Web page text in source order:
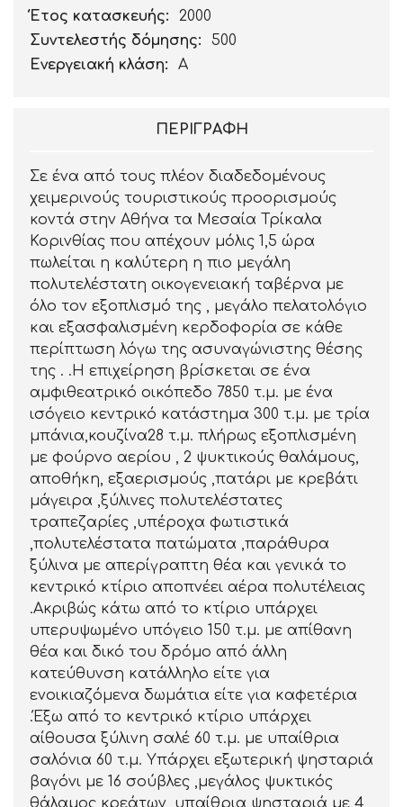
Έτος κατασκευής:
2000
Συντελεστής δόμησης:
500
Ενεργειακή κλάση:
Α
ΠΕΡΙΓΡΑΦΉ
Σε ένα από τους πλέον διαδεδομένους
χειμερινούς τουριστικούς προορισμούς
κοντά στην Αθήνα τα Μεσαία Τρίκαλα
Κορινθίας που απέχουν μόλις 1,5 ώρα
πωλείται η καλύτερη η πιο μεγάλη
πολυτελέστατη οικογενειακή ταβέρνα με
όλο τον εξοπλισμό της , μεγάλο πελατολόγιο
και εξασφαλισμένη κερδοφορία σε κάθε
περίπτωση λόγω της ασυναγώνιστης θέσης
της . .Η επιχείρηση βρίσκεται σε ένα
αμφιθεατρικό οικόπεδο 7850 τ.μ. με ένα
ισόγειο κεντρικό κατάστημα 300 τ.μ. με τρία
μπάνια,κουζίνα28 τ.μ. πλήρως εξοπλισμένη
με φούρνο αερίου , 2 ψυκτικούς θαλάμους,
αποθήκη, εξαερισμούς ,πατάρι με κρεβάτι
μάγειρα ,ξύλινες πολυτελέστατες
τραπεζαρίες ,υπέροχα φωτιστικά
,πολυτελέστατα πατώματα ,παράθυρα
ξύλινα με απερίγραπτη θέα και γενικά το
κεντρικό κτίριο αποπνέει αέρα πολυτέλειας
.Ακριβώς κάτω από το κτίριο υπάρχει
υπερυψωμένο υπόγειο 150 τ.μ. με απίθανη
θέα και δικό του δρόμο από άλλη
κατεύθυνση κατάλληλο είτε για
ενοικιαζόμενα δωμάτια είτε για καφετέρια
.Έξω από το κεντρικό κτίριο υπάρχει
αίθουσα ξύλινη σαλέ 60 τ.μ. με υπαίθρια
σαλόνια 60 τ.μ. Υπάρχει εξωτερική ψησταριά
βαγόνι με 16 σούβλες ,μεγάλος ψυκτικός
θάλαμος κρεάτων ,υπαίθρια ψησταριά με 4